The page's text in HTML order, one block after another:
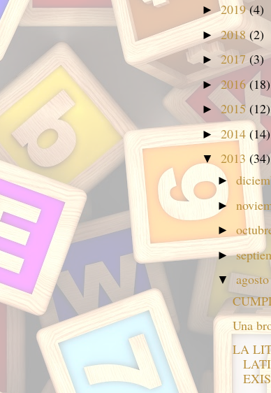
►2019(4)
►2018 (2)
► 2017(3)
►2016(18)
►2015 (12)
► 2014 (14)
▼ 2013 (34)
►
►
►
►
▼ agosto
Una
LA